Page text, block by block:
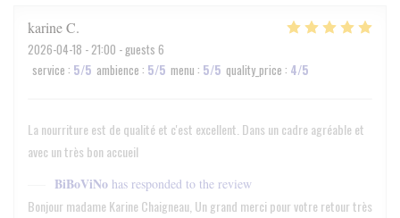
karineC
2026-04-18 - 21:00 - guests 6
service : 5/5 ambience : 5/5 menu : 5/5 quality_price : 4/5
La nourriture est de qualité et c'est excellent. Dans un cadre agréable et
avec un très bon accueil
BiBoViNo has responded to the review
Bonjour madame Karine Chaigneau, Un grand merci pour votre retour très